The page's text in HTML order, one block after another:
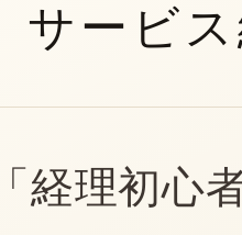
サービ
経理初心